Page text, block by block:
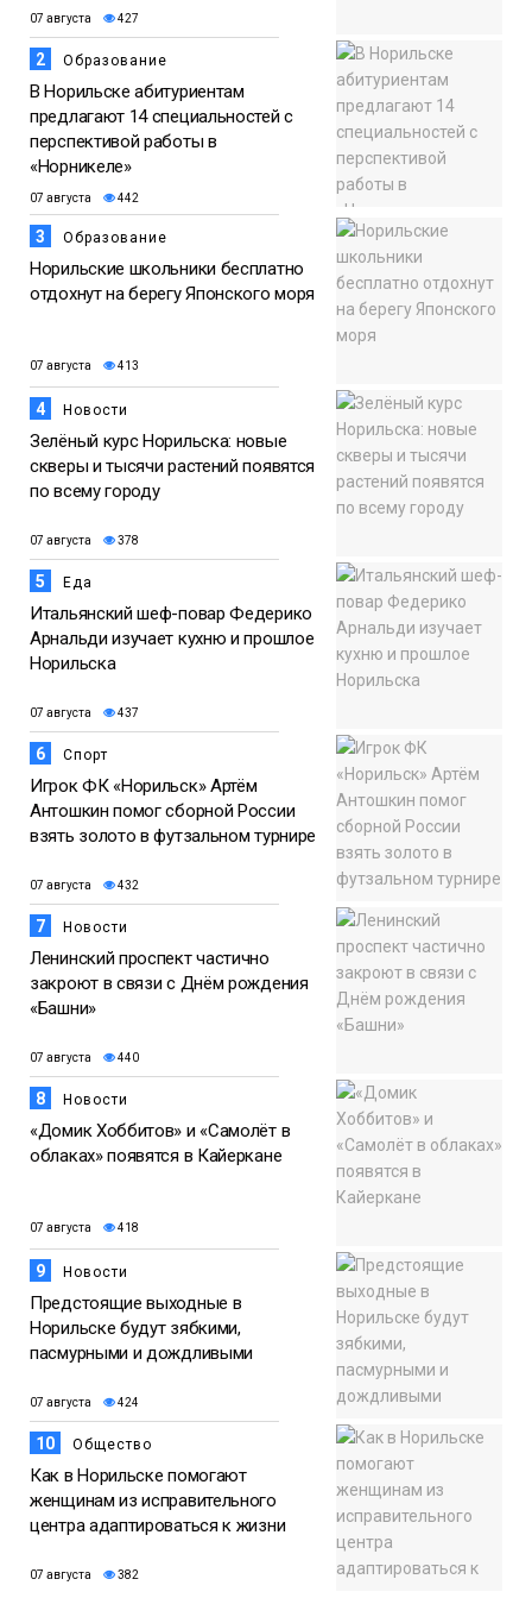
07 августа 427
2 Образование
В Норильске абитуриентам
предлагают 14 специальностей с
перспективой работы в
«Норникеле»
07 августа 442
3 Образование
Норильские школьники бесплатно
отдохнут на берегу Японского моря
07 августа 413
4 Новости
Зелёный курс Норильска: новые
скверы и тысячи растений появятся
по всему городу
07 августа 378
5 Еда
Итальянский шеф-повар Федерико
Арнальди изучает кухню и прошлое
Норильска
07 августа 437
6 Спорт
Игрок ФК «Норильск» Артём
Антошкин помог сборной России
взять золото в футзальном турнире
07 августа 432
7 Новости
Ленинский проспект частично
закроют в связи с Днём рождения
«Башни»
07 августа 440
8 Новости
«Домик Хоббитов» и «Самолёт в
облаках» появятся в Кайеркане
07 августа 418
9 Новости
Предстоящие выходные в
Норильске будут зябкими,
пасмурными и дождливыми
07 августа 424
10 Общество
Как в Норильске помогают
женщинам из исправительного
центра адаптироваться к жизни
07 августа 382